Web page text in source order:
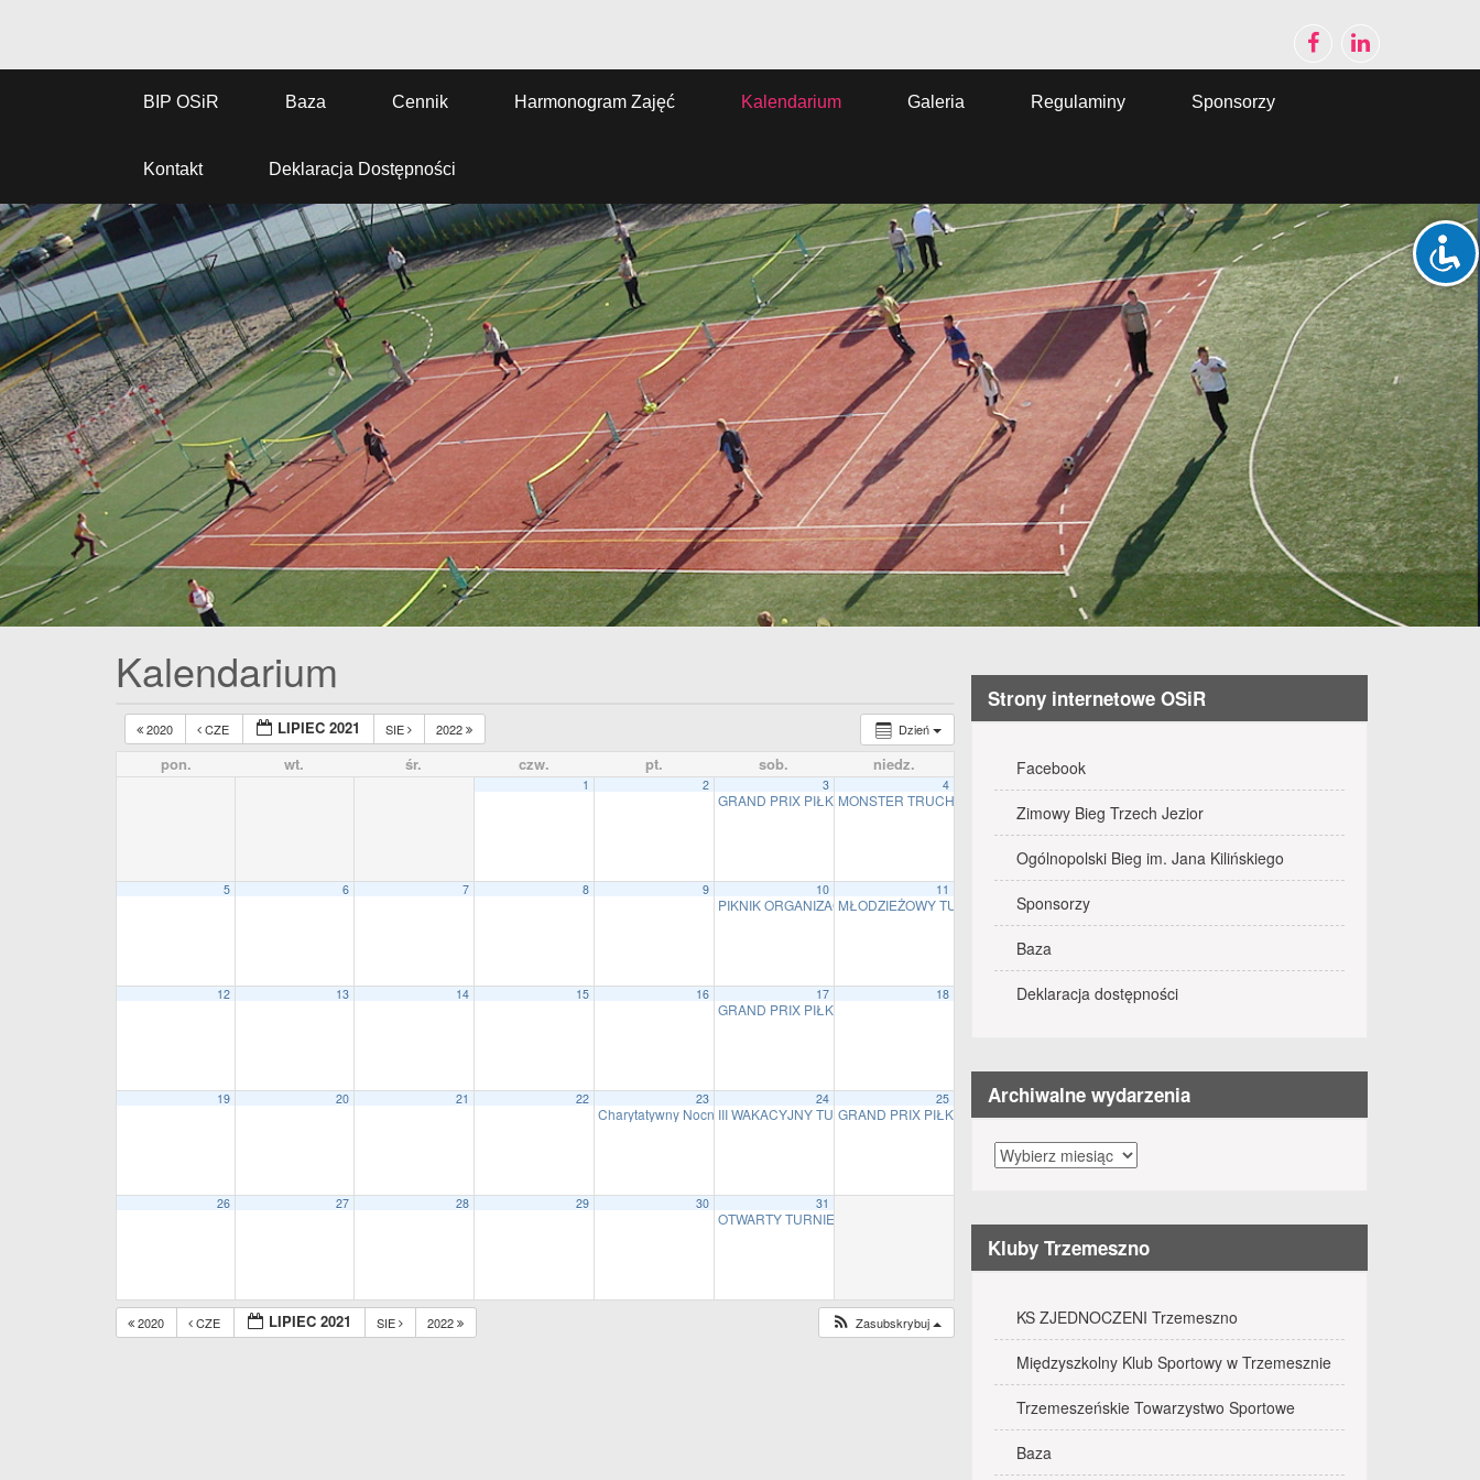
BIP OSiR Baza Cennik Harmonogram Zajęć Kalendarium Galeria Regulaminy Sponsorzy
Kontakt Deklaracja Dostępności
Kalendarium
Dzień
2020 CZE LIPIEC 2021 SIE 2022
pon. wt. śr. czw. pt. sob. niedz.
1 2 3
GRAND PRIX PIŁKI SIATKOWEJ PLAŻOWEJ I FESTYN RODZINNY W OSTROWITEM
4
MONSTER TRUCH SHOW
5 6 7 8 9 10
PIKNIK ORGANIZACJI POZARZĄDOWYCH
11
MŁODZIEŻOWY TURNIEJ PN SOŁECTW GMINY TRZEMESZNO
12 13 14 15 16 17
GRAND PRIX PIŁKI SIATKOWEJ PLAŻOWEJ W MIATACH
18
19 20 21 22 23
Charytatywny Nocny Turniej Piłki Siatkowej Plażowej Mixtów 20:00
24
III WAKACYJNY TURNIEJ STREETBALL – ORLIK 202115:00
25
GRAND PRIX PIŁKI SIATKOWEJ PLAŻOWEJ I FESTYN RODZINNY W KAMIEŃCU15:00
26 27 28 29 30 31
OTWARTY TURNIEJ PIŁKI SIATKOWEJ PLAŻOWEJ MIXT MĘSKI
2020 CZE LIPIEC 2021 SIE 2022 Zasubskrybuj
Strony internetowe OSiR
Facebook
Zimowy Bieg Trzech Jezior
Ogólnopolski Bieg im. Jana Kilińskiego
Sponsorzy
Baza
Deklaracja dostępności
Archiwalne wydarzenia
Archiwalne
wydarzenia
Kluby Trzemeszno
KS ZJEDNOCZENI Trzemeszno
Międzyszkolny Klub Sportowy w Trzemesznie
Trzemeszeńskie Towarzystwo Sportowe
Baza